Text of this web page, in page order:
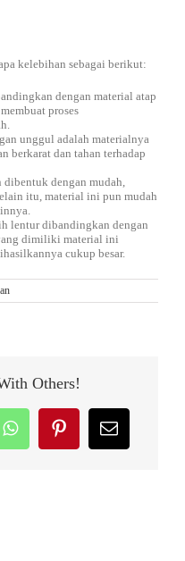
kelebihan sebagai berikut:
dengan material atap
proses
unggul adalah materialnya
berkarat dan tahan terhadap
dengan mudah,
itu, material ini pun mudah
lentur dibandingkan dengan
dimiliki material ini
cukup besar.
Others!
WhatsAppPinterestEmail